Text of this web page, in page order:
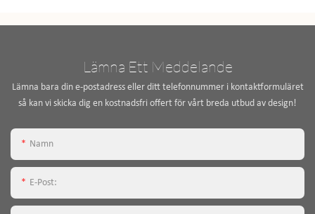
Lämna Ett Meddelande
Lämna bara din e-postadress eller ditt telefonnummer i kontaktformuläret
så kan vi skicka dig en kostnadsfri offert för vårt breda utbud av design!
Namn
E-Post: